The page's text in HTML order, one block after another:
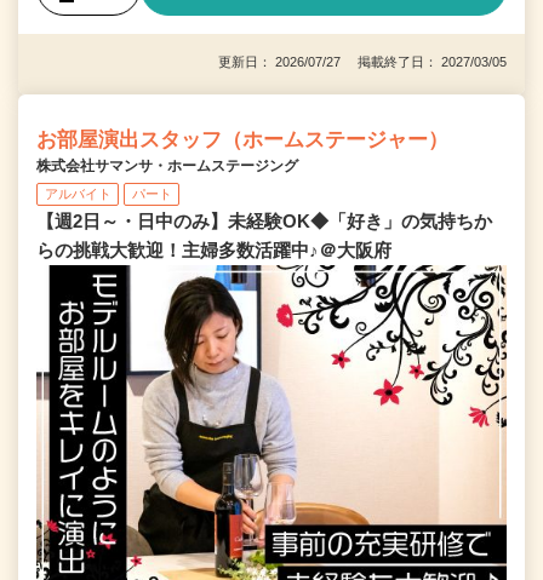
更新日： 2026/07/27 掲載終了日： 2027/03/05
お部屋演出スタッフ（ホームステージャー）
株式会社サマンサ・ホームステージング
アルバイト パート
【週2日～・日中のみ】未経験OK◆「好き」の気持ちか
らの挑戦大歓迎！主婦多数活躍中♪＠大阪府